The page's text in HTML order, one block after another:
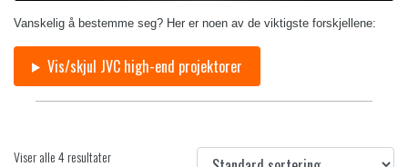
Vanskelig å bestemme seg? Her er noen av de viktigste forskjellene:
Vis/skjul JVC high-end projektorer
Viser alle 4 resultater